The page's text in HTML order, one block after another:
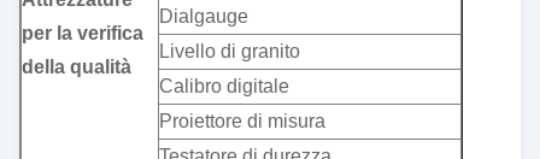
per la verifica
della qualità
Dialgauge
Livello di granito
Calibro digitale
Proiettore di misura